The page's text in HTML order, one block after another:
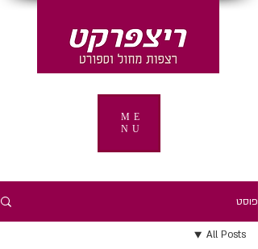
ME
NU
פוסט
All Posts